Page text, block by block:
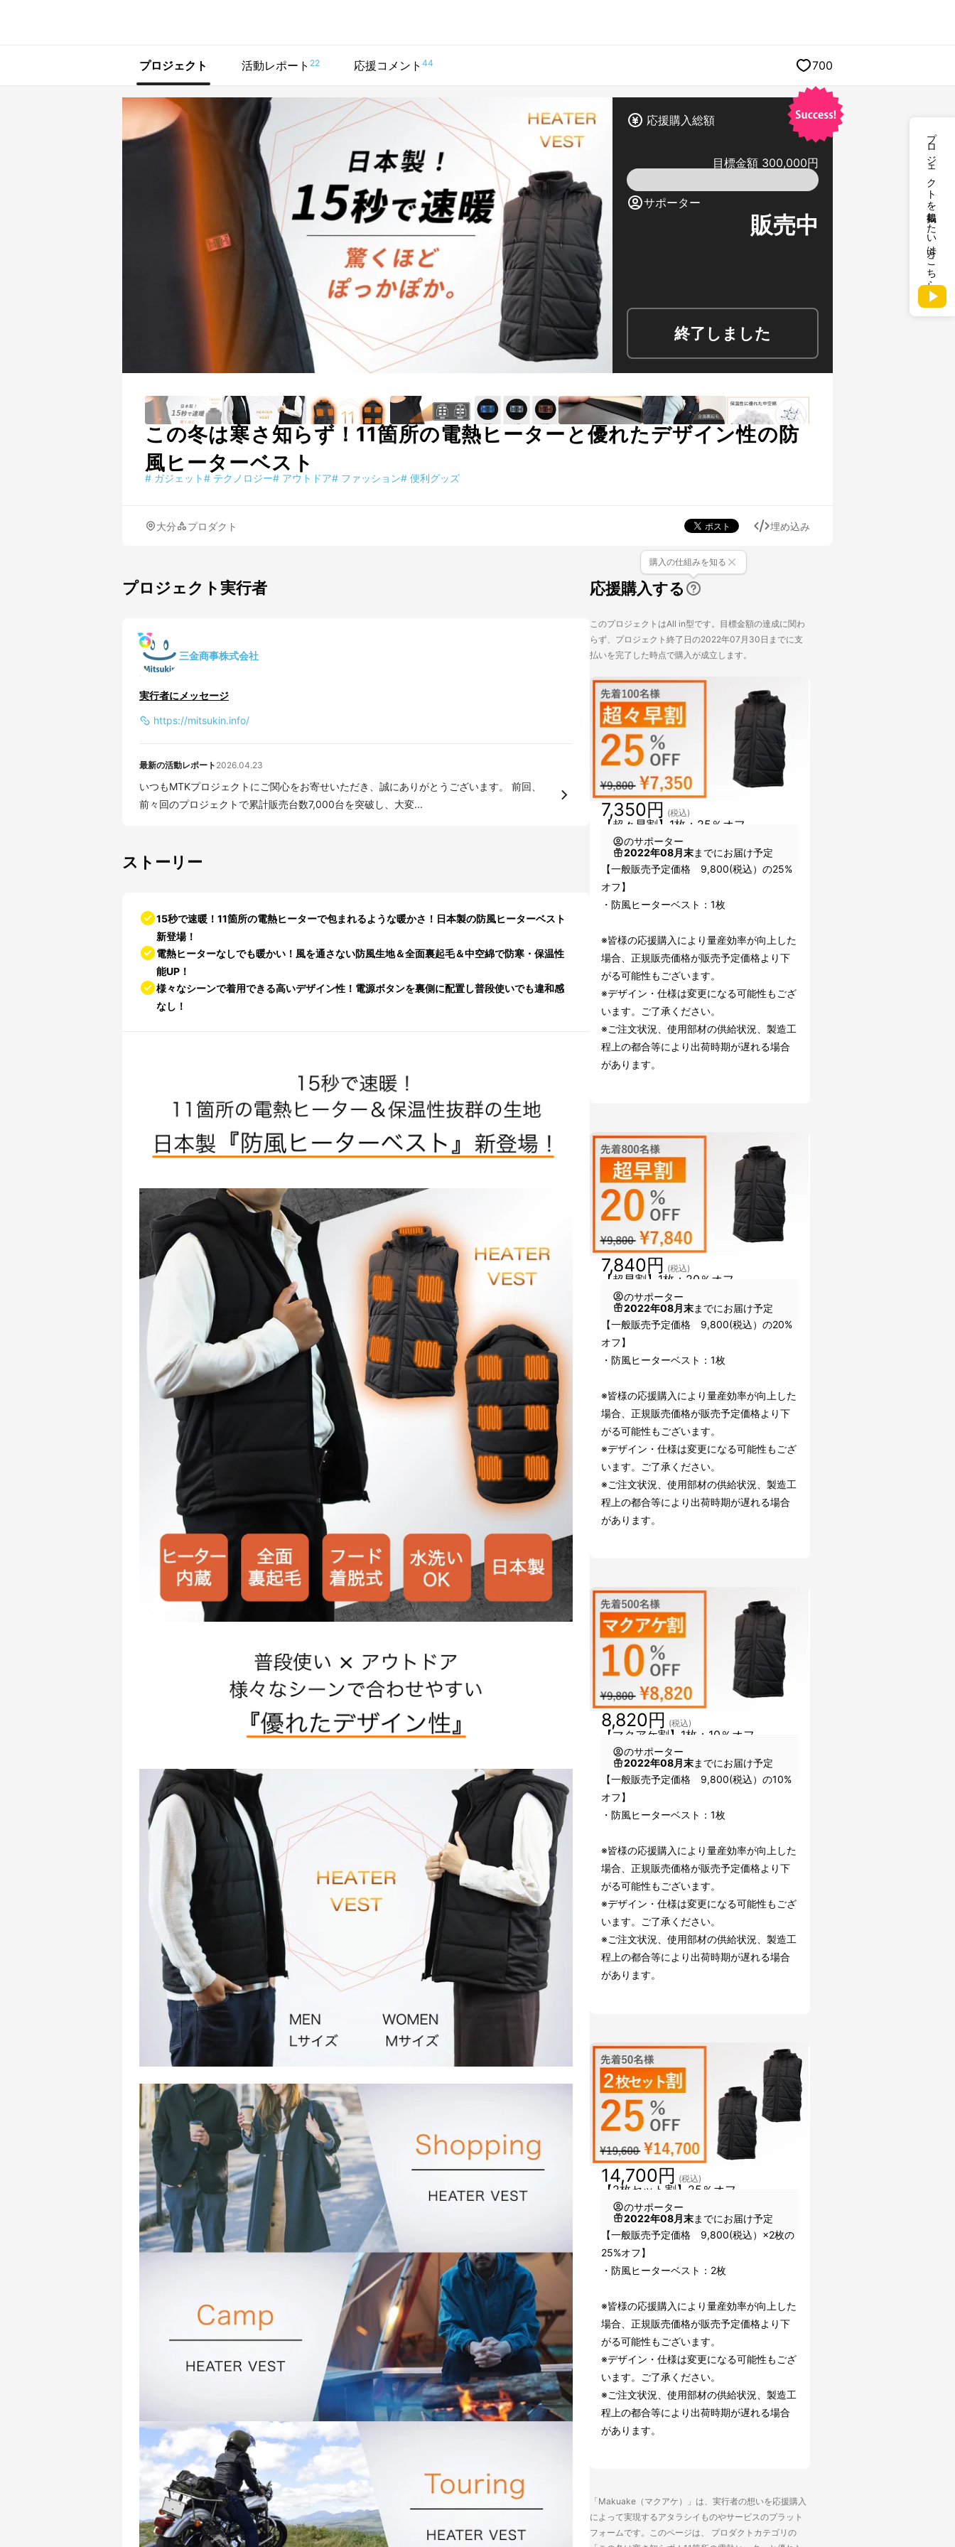
プロジェクトを掲載したい方はこちら
プロジェクト 活動レポート 22 応援コメント 44 700
応援購入総額
目標金額 300,000円
サポーター
販売中
終了しました
この冬は寒さ知らず！11箇所の電熱ヒーターと優れたデザイン性の防
風ヒーターベスト
# ガジェット# テクノロジー# アウトドア# ファッション# 便利グッズ
大分 プロダクト 埋め込み
プロジェクト実行者
三金商事株式会社
実行者にメッセージ
https://mitsukin.info/
最新の活動レポート 2026.04.23
いつもMTKプロジェクトにご関心をお寄せいただき、誠にありがとうございます。 前回、
前々回のプロジェクトで累計販売台数7,000台を突破し、大変...
ストーリー
15秒で速暖！11箇所の電熱ヒーターで包まれるような暖かさ！日本製の防風ヒーターベスト
新登場！
電熱ヒーターなしでも暖かい！風を通さない防風生地＆全面裏起毛＆中空綿で防寒・保温性
能UP！
様々なシーンで着用できる高いデザイン性！電源ボタンを裏側に配置し普段使いでも違和感
なし！
応援購入する
購入の仕組みを知る
このプロジェクトはAll in型です。目標金額の達成に関わ
らず、プロジェクト終了日の2022年07月30日までに支
払いを完了した時点で購入が成立します。
【超々早割】1枚：25％オフ
7,350円 (税込)
のサポーター
2022年08月末までにお届け予定
【一般販売予定価格 9,800(税込）の25%
オフ】
・防風ヒーターベスト：1枚
※皆様の応援購入により量産効率が向上した
場合、正規販売価格が販売予定価格より下
がる可能性もございます。
※デザイン・仕様は変更になる可能性もござ
います。ご了承ください。
※ご注文状況、使用部材の供給状況、製造工
程上の都合等により出荷時期が遅れる場合
があります。
【超早割】1枚：20％オフ
7,840円 (税込)
のサポーター
2022年08月末までにお届け予定
【一般販売予定価格 9,800(税込）の20%
オフ】
・防風ヒーターベスト：1枚
※皆様の応援購入により量産効率が向上した
場合、正規販売価格が販売予定価格より下
がる可能性もございます。
※デザイン・仕様は変更になる可能性もござ
います。ご了承ください。
※ご注文状況、使用部材の供給状況、製造工
程上の都合等により出荷時期が遅れる場合
があります。
【マクアケ割】1枚：10％オフ
8,820円 (税込)
のサポーター
2022年08月末までにお届け予定
【一般販売予定価格 9,800(税込）の10%
オフ】
・防風ヒーターベスト：1枚
※皆様の応援購入により量産効率が向上した
場合、正規販売価格が販売予定価格より下
がる可能性もございます。
※デザイン・仕様は変更になる可能性もござ
います。ご了承ください。
※ご注文状況、使用部材の供給状況、製造工
程上の都合等により出荷時期が遅れる場合
があります。
【2枚セット割】25％オフ
14,700円 (税込)
のサポーター
2022年08月末までにお届け予定
【一般販売予定価格 9,800(税込）×2枚の
25%オフ】
・防風ヒーターベスト：2枚
※皆様の応援購入により量産効率が向上した
場合、正規販売価格が販売予定価格より下
がる可能性もございます。
※デザイン・仕様は変更になる可能性もござ
います。ご了承ください。
※ご注文状況、使用部材の供給状況、製造工
程上の都合等により出荷時期が遅れる場合
があります。
「Makuake（マクアケ）」は、実行者の想いを応援購入
によって実現するアタラシイものやサービスのプラット
フォームです。このページは、 プロダクトカテゴリの